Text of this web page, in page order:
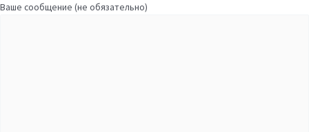
Ваше сообщение (не обязательно)